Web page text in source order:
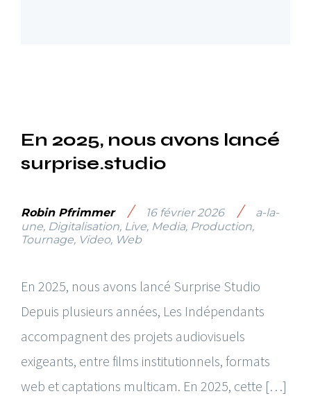
En 2025, nous avons lancé
surprise.studio
Robin Pfrimmer / 16 février 2026 /
a-la-
une, Digitalisation, Live, Media, Production,
Tournage, Video, Web
En 2025, nous avons lancé Surprise Studio
Depuis plusieurs années, Les Indépendants
accompagnent des projets audiovisuels
exigeants, entre films institutionnels, formats
web et captations multicam. En 2025, cette […]